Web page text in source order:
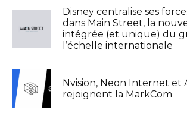
Disney centralise ses
dans Main Street, la
intégrée (et unique) du
l’échelle internationale
Nvision, Neon Internet et
rejoignent la MarkCom